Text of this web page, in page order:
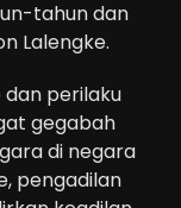
tahun dan
Lalengke.
dan perilaku
gegabah
di negara
pengadilan